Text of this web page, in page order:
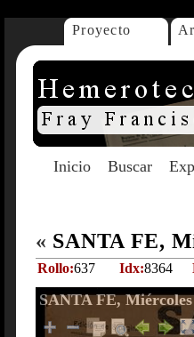
Proyecto
Inicio Buscar
« SANTA FE,
Rollo:637 Idx:8364
SANTA FE,